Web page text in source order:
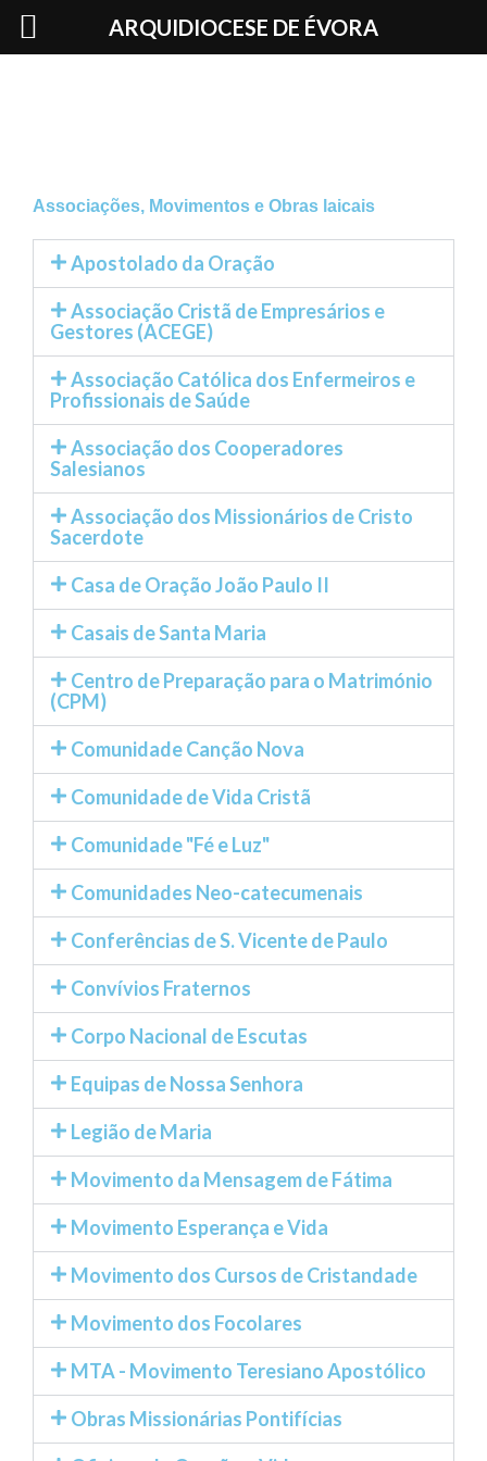
Skip
Associações, Movimentos e Obras laicais
Apostolado da Oração
Associação Cristã de Empresários e
Gestores (ACEGE)
Associação Católica dos Enfermeiros e
Profissionais de Saúde
Associação dos Cooperadores
Salesianos
Associação dos Missionários de Cristo
Sacerdote
Casa de Oração João Paulo II
Casais de Santa Maria
Centro de Preparação para o Matrimónio
(CPM)
Comunidade Canção Nova
Comunidade de Vida Cristã
Comunidade "Fé e Luz"
Comunidades Neo-catecumenais
Conferências de S. Vicente de Paulo
Convívios Fraternos
Corpo Nacional de Escutas
Equipas de Nossa Senhora
Legião de Maria
Movimento da Mensagem de Fátima
Movimento Esperança e Vida
Movimento dos Cursos de Cristandade
Movimento dos Focolares
MTA - Movimento Teresiano Apostólico
Obras Missionárias Pontifícias
ARQUIDIOCESE DE ÉVORA